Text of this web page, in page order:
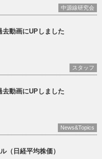
中源線研究会
スタッフ
動画にUPしました
News&Topics
動画にUPしました
（日経平均株価）